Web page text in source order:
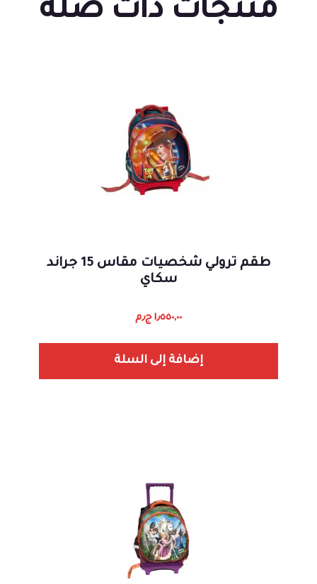
منتجات ذات صلة
طقم ترولي شخصيات مقاس 15 جراند
سكاي
١٫٥٥٠,٠٠ ج٫م
إضافة إلى السلة